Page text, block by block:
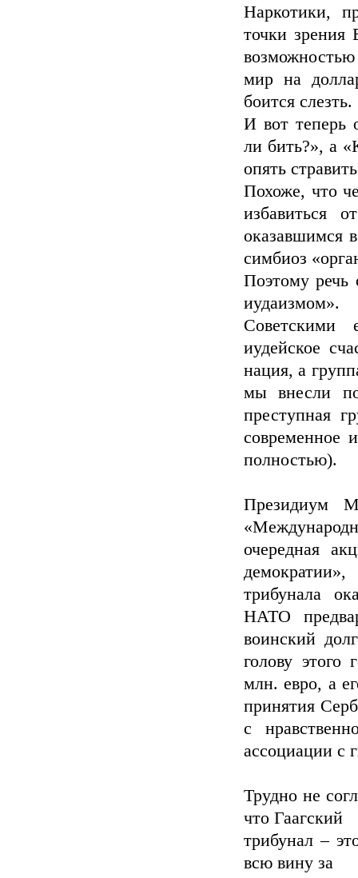
Наркотики,
точки зрения
мир на
боится слезть.
И вот теперь
ли бить?», а
опять
Похоже, что
избавиться
оказавшимся
симбиоз
Поэтому речь
иудаизмом».
Советскими
иудейское
нация, а
мы внесли
преступная
современное
полностью).
Президиум
очередная
демократии»,
трибунала
НАТО
воинский
голову этого
млн. евро, а
принятия
с
ассоциации с
Трудно не
что Гаагский
трибунал –
всю вину за